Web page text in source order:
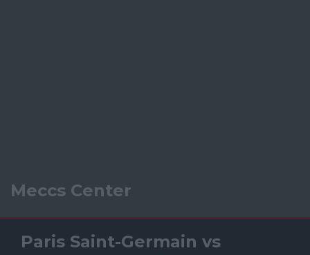
Meccs Center
Paris Saint-Germain vs